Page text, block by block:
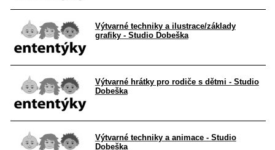
Výtvarné techniky a ilustrace/základy
grafiky - Studio Dobeška
Výtvarné hrátky pro rodiče s dětmi - Studio
Dobeška
Výtvarné techniky a animace - Studio
Dobeška